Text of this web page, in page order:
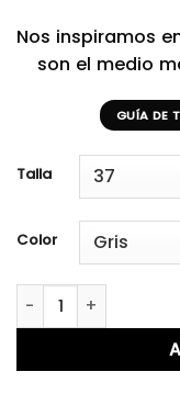
Nos inspiramos
son el medio
GUÍA DE
Talla
Color
Porto Gray cantidad